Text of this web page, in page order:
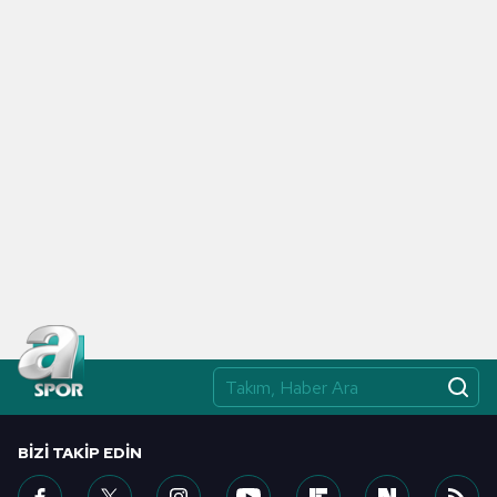
hazırlanmış Aydınlatma Metnimizi okumak ve sitemizde
ilgili mevzuata uygun olarak kullanılan çerezlerle ilgili bilgi
almak için lütfen
.
BIZI TAKIP EDIN